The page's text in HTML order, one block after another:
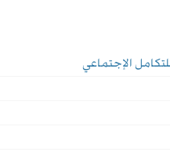
الإجتماعي